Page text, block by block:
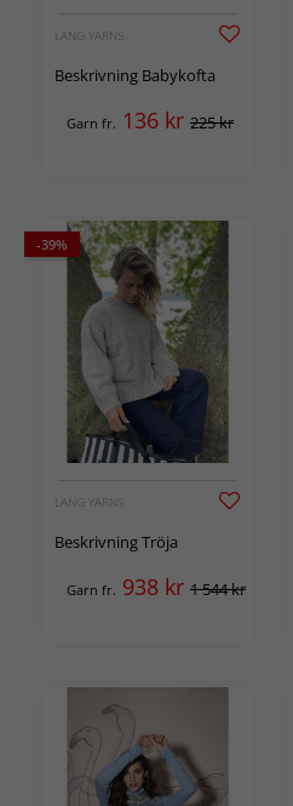
LANG YARNS
Beskrivning Babykofta
Garn fr. 136 kr 225 kr
-39%
LANG YARNS
Beskrivning Tröja
Garn fr. 938 kr 1 544 kr